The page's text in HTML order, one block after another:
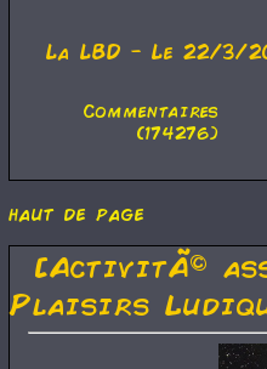
La LBD - Le 22/3/
Commentaires
(174276)
haut de page
[ActivitÃ©
Plaisirs